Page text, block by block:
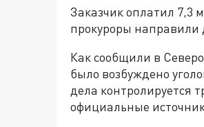
Заказчик оплатил 7,3
прокуроры направили
Как сообщили в
было возбуждено
дела контролируется
официальные